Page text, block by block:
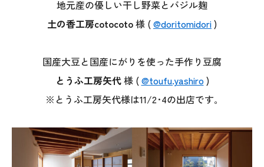
地元産の優しい干し野菜とバジル麹
土の香工房cotocoto様 (@doritomidori)
国産大豆と国産にがりを使った手作り豆腐
とうふ工房矢代様 (@toufu.yashiro )
※とうふ工房矢代様は11/2･4の出店です｡